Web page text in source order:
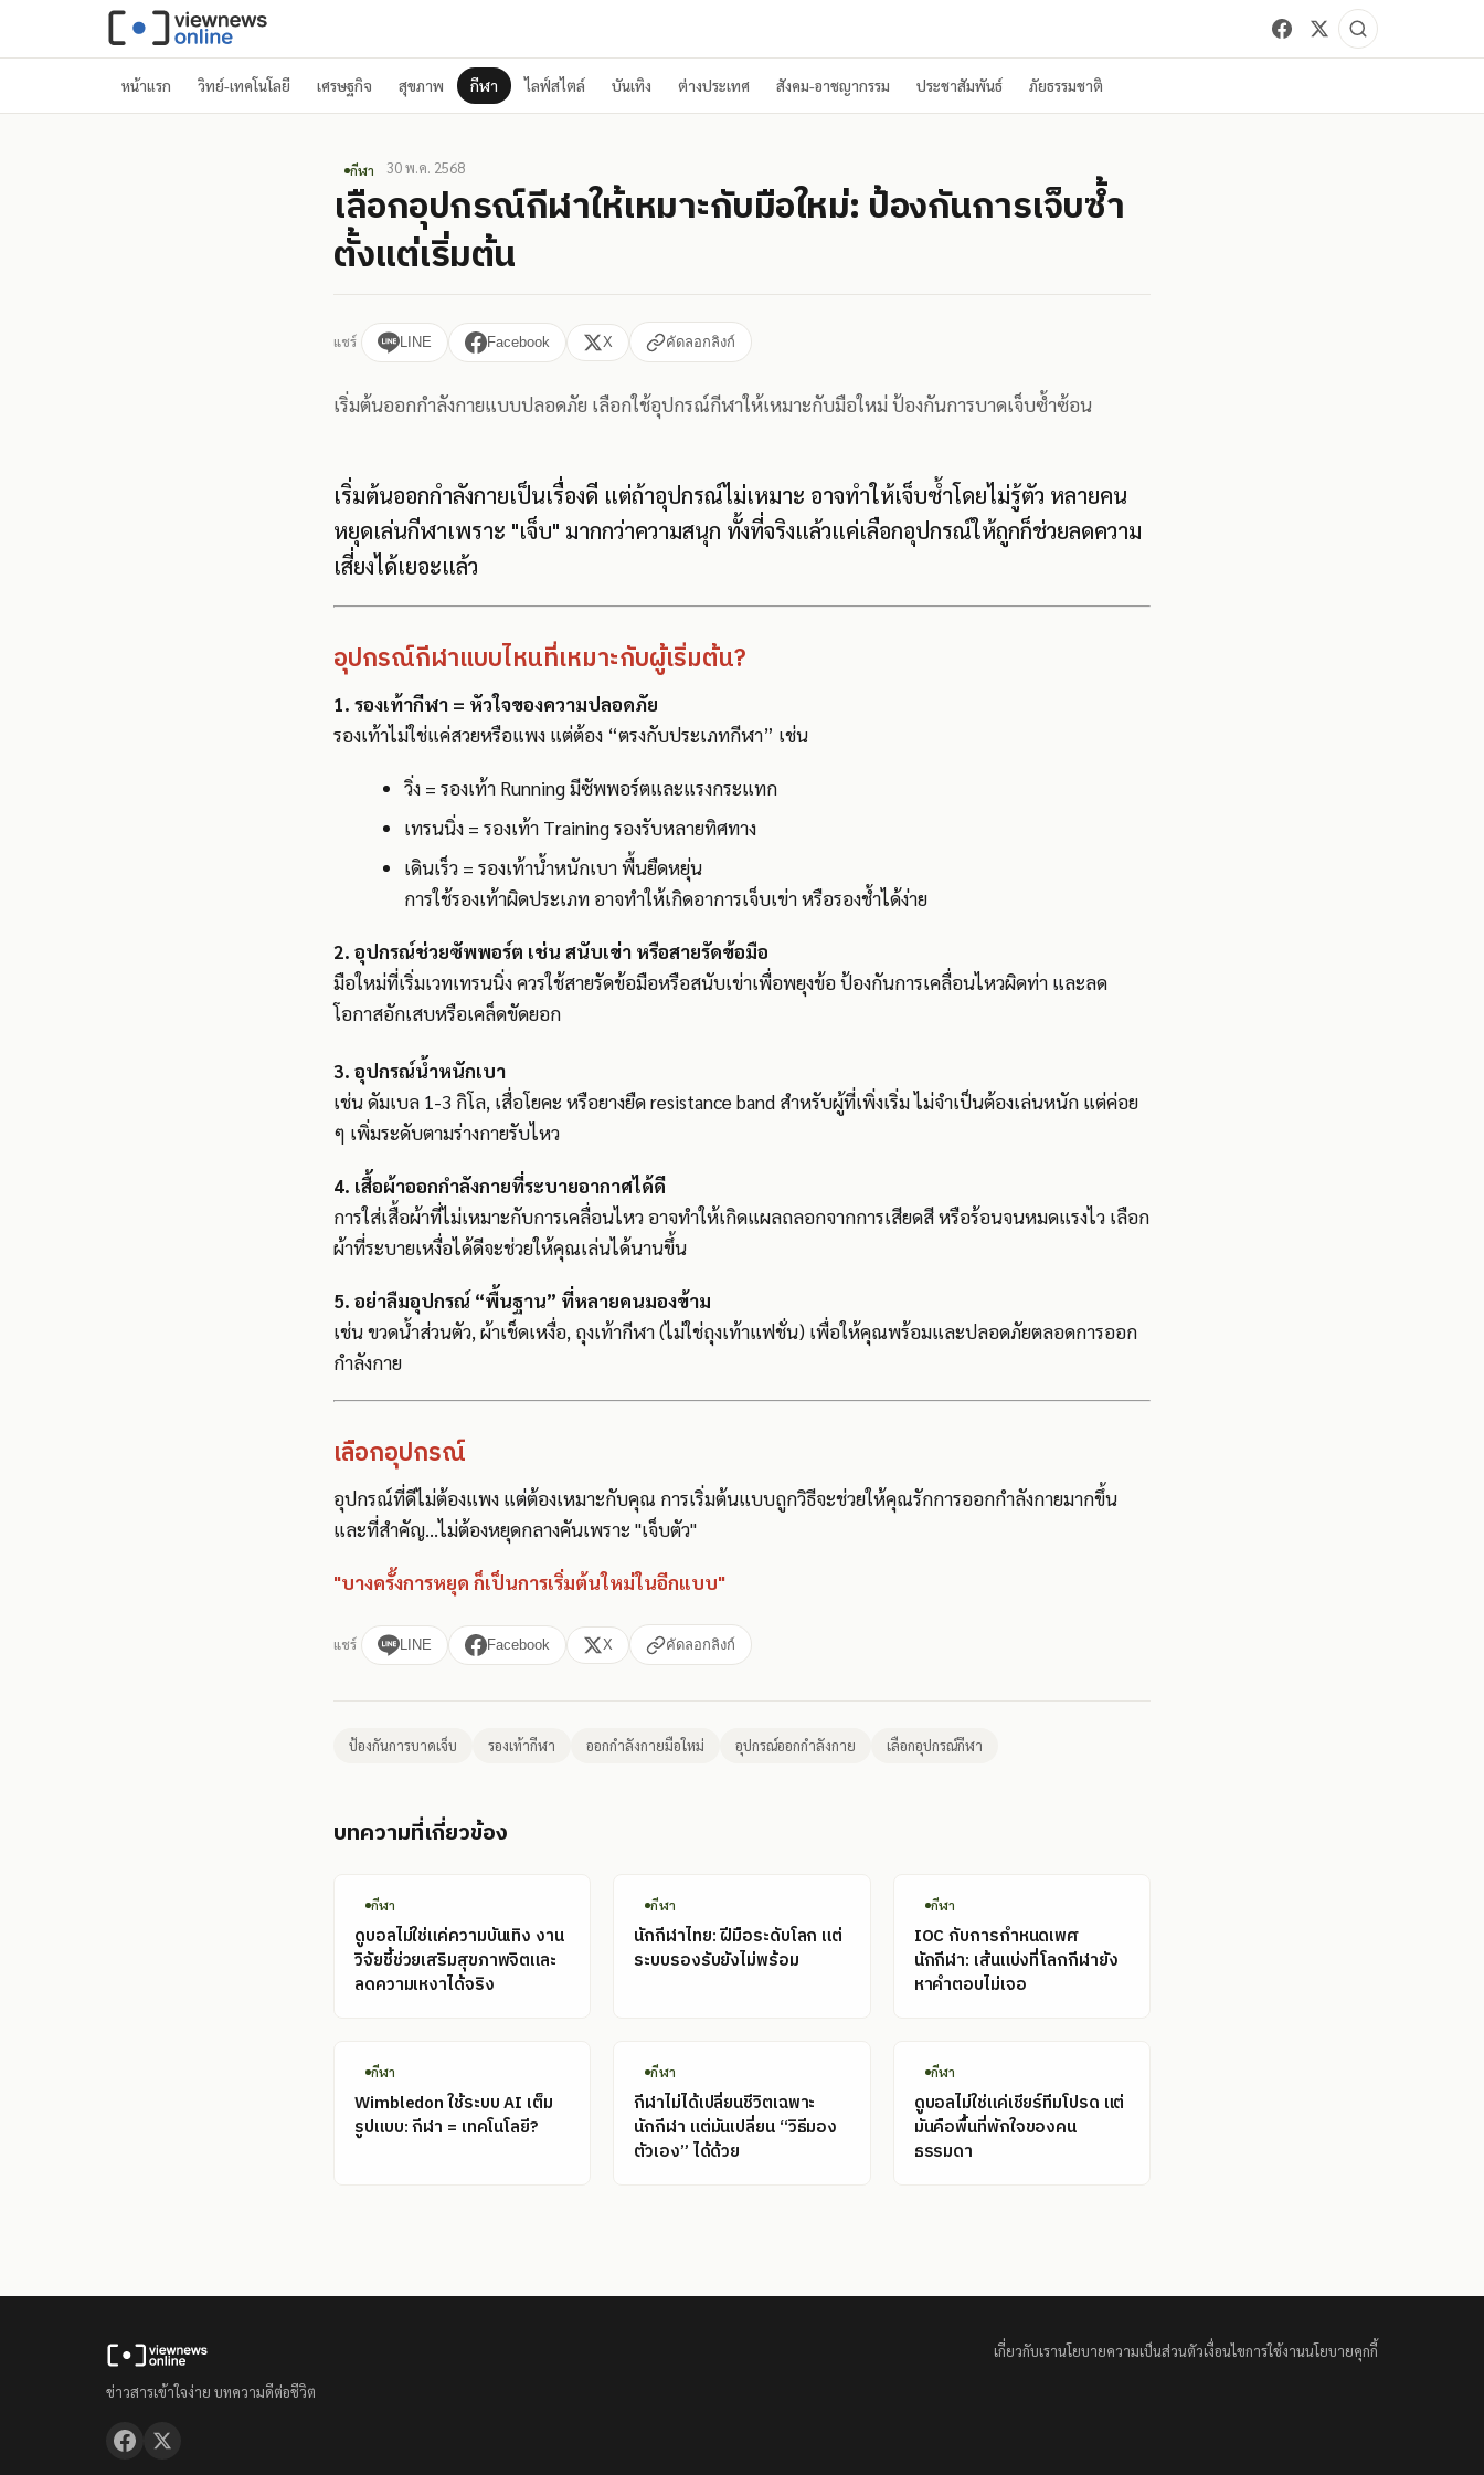
หน้าแรก วิทย์-เทคโนโลยี เศรษฐกิจ สุขภาพ กีฬา ไลฟ์สไตล์ บันเทิง ต่างประเทศ สังคม-อาชญากรรม ประชาสัมพันธ์ ภัยธรรมชาติ
กีฬา 30 พ.ค. 2568
เลือกอุปกรณ์กีฬาให้เหมาะกับมือใหม่: ป้องกันการเจ็บซ้ำ
ตั้งแต่เริ่มต้น
แชร์ LINE Facebook X คัดลอกลิงก์
เริ่มต้นออกกำลังกายแบบปลอดภัย เลือกใช้อุปกรณ์กีฬาให้เหมาะกับมือใหม่ ป้องกันการบาดเจ็บซ้ำซ้อน
เริ่มต้นออกกำลังกายเป็นเรื่องดี แต่ถ้าอุปกรณ์ไม่เหมาะ อาจทำให้เจ็บซ้ำโดยไม่รู้ตัว หลายคน
หยุดเล่นกีฬาเพราะ "เจ็บ" มากกว่าความสนุก ทั้งที่จริงแล้วแค่เลือกอุปกรณ์ให้ถูกก็ช่วยลดความ
เสี่ยงได้เยอะแล้ว
อุปกรณ์กีฬาแบบไหนที่เหมาะกับผู้เริ่มต้น?
1. รองเท้ากีฬา = หัวใจของความปลอดภัย
รองเท้าไม่ใช่แค่สวยหรือแพง แต่ต้อง “ตรงกับประเภทกีฬา” เช่น
วิ่ง = รองเท้า Running มีซัพพอร์ตและแรงกระแทก
เทรนนิ่ง = รองเท้า Training รองรับหลายทิศทาง
เดินเร็ว = รองเท้าน้ำหนักเบา พื้นยืดหยุ่น
การใช้รองเท้าผิดประเภท อาจทำให้เกิดอาการเจ็บเข่า หรือรองช้ำได้ง่าย
2. อุปกรณ์ช่วยซัพพอร์ต เช่น สนับเข่า หรือสายรัดข้อมือ
มือใหม่ที่เริ่มเวทเทรนนิ่ง ควรใช้สายรัดข้อมือหรือสนับเข่าเพื่อพยุงข้อ ป้องกันการเคลื่อนไหวผิดท่า และลด
โอกาสอักเสบหรือเคล็ดขัดยอก
3. อุปกรณ์น้ำหนักเบา
เช่น ดัมเบล 1-3 กิโล, เสื่อโยคะ หรือยางยืด resistance band สำหรับผู้ที่เพิ่งเริ่ม ไม่จำเป็นต้องเล่นหนัก แต่ค่อย
ๆ เพิ่มระดับตามร่างกายรับไหว
4. เสื้อผ้าออกกำลังกายที่ระบายอากาศได้ดี
การใส่เสื้อผ้าที่ไม่เหมาะกับการเคลื่อนไหว อาจทำให้เกิดแผลถลอกจากการเสียดสี หรือร้อนจนหมดแรงไว เลือก
ผ้าที่ระบายเหงื่อได้ดีจะช่วยให้คุณเล่นได้นานขึ้น
5. อย่าลืมอุปกรณ์ “พื้นฐาน” ที่หลายคนมองข้าม
เช่น ขวดน้ำส่วนตัว, ผ้าเช็ดเหงื่อ, ถุงเท้ากีฬา (ไม่ใช่ถุงเท้าแฟชั่น) เพื่อให้คุณพร้อมและปลอดภัยตลอดการออก
กำลังกาย
เลือกอุปกรณ์
อุปกรณ์ที่ดีไม่ต้องแพง แต่ต้องเหมาะกับคุณ การเริ่มต้นแบบถูกวิธีจะช่วยให้คุณรักการออกกำลังกายมากขึ้น
และที่สำคัญ...ไม่ต้องหยุดกลางคันเพราะ "เจ็บตัว"
"บางครั้งการหยุด ก็เป็นการเริ่มต้นใหม่ในอีกแบบ"
แชร์ LINE Facebook X คัดลอกลิงก์
ป้องกันการบาดเจ็บ รองเท้ากีฬา ออกกำลังกายมือใหม่ อุปกรณ์ออกกำลังกาย เลือกอุปกรณ์กีฬา
บทความที่เกี่ยวข้อง
กีฬา
ดูบอลไม่ใช่แค่ความบันเทิง งาน
วิจัยชี้ช่วยเสริมสุขภาพจิตและ
ลดความเหงาได้จริง
กีฬา
นักกีฬาไทย: ฝีมือระดับโลก แต่
ระบบรองรับยังไม่พร้อม
กีฬา
IOC กับการกำหนดเพศ
นักกีฬา: เส้นแบ่งที่โลกกีฬายัง
หาคำตอบไม่เจอ
กีฬา
Wimbledon ใช้ระบบ AI เต็ม
รูปแบบ: กีฬา = เทคโนโลยี?
กีฬา
กีฬาไม่ได้เปลี่ยนชีวิตเฉพาะ
นักกีฬา แต่มันเปลี่ยน “วิธีมอง
ตัวเอง” ได้ด้วย
กีฬา
ดูบอลไม่ใช่แค่เชียร์ทีมโปรด แต่
มันคือพื้นที่พักใจของคน
ธรรมดา
ข่าวสารเข้าใจง่าย บทความดีต่อชีวิต
เกี่ยวกับเรานโยบายความเป็นส่วนตัวเงื่อนไขการใช้งานนโยบายคุกกี้